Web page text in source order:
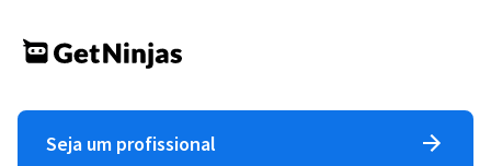
Seja um profissional